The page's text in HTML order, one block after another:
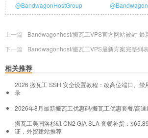
@BandwagonHostGroup
上一篇
Bandwagonhost/搬瓦工VPS官方网站被封-最
下一篇
Bandwagonhost/搬瓦工VPS最新方案完整列
相关推荐
2026 搬瓦工 SSH 安全设置教程：改高位端口、禁
录
2026年8月最新搬瓦工优惠码/搬瓦工优惠套餐/高
搬瓦工美国洛杉矶 CN2 GIA SLA 套餐补货：
证，外贸建站推荐